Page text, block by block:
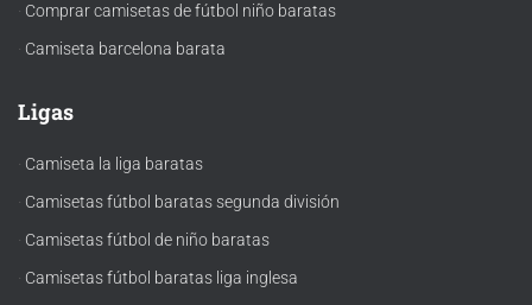
· Comprar camisetas de fútbol niño baratas
· Camiseta barcelona barata
Ligas
· Camiseta la liga baratas
· Camisetas fútbol baratas segunda división
· Camisetas fútbol de niño baratas
· Camisetas fútbol baratas liga inglesa